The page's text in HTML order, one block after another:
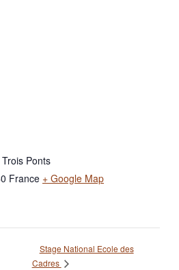
Ponts
France + Google Map
Stage National Ecole des
Cadres